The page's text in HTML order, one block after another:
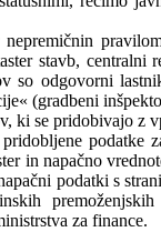
nepremičnin
stavb,
so odgovorni
(gradbeni
ki se pridobivajo z
podatke
in napačno
podatki s
za finance.